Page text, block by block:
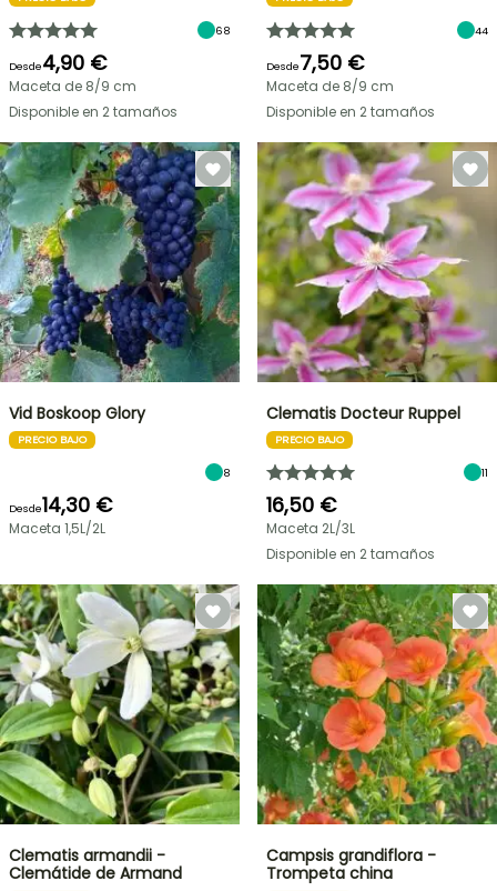
68
Desde4,90 €
Maceta de 8/9 cm
Disponible en 2 tamaños
44
Desde7,50 €
Maceta de 8/9 cm
Disponible en 2 tamaños
Vid Boskoop Glory
PRECIO BAJO
8
Desde14,30 €
Maceta 1,5L/2L
Clematis Docteur Ruppel
PRECIO BAJO
11
16,50 €
Maceta 2L/3L
Disponible en 2 tamaños
Clematis armandii -
Clemátide de Armand
Campsis grandiflora -
Trompeta china